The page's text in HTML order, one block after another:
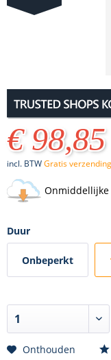
€
incl. BTWGratis verzending
Duur
Onbeperkt
Onthouden